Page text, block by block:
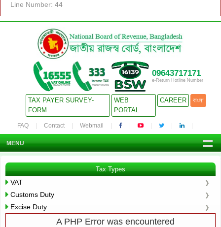
Line Number: 44
09643717171
e-Return Hotline Number
TAX PAYER SURVEY-
FORM
WEB
PORTAL
CAREER বাংলা
FAQ Contact Webmail
MENU
Tax Types
VAT
Customs Duty
Excise Duty
A PHP Error was encountered